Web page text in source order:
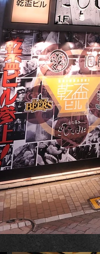
BAR・CLUB